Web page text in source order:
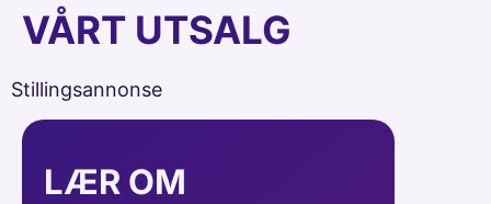
VÅRT UTSALG
Stillingsannonse
LÆR OM